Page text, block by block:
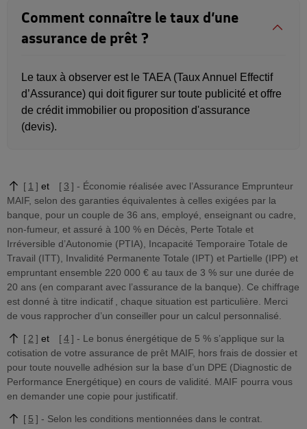
Comment connaître le taux d’une
assurance de prêt ?
Le taux à observer est le TAEA (Taux Annuel Effectif
d’Assurance) qui doit figurer sur toute publicité et offre
de crédit immobilier ou proposition d'assurance
(devis).
1 3
Économie réalisée avec l’Assurance Emprunteur
MAIF, selon des garanties équivalentes à celles exigées par la
banque, pour un couple de 36 ans, employé, enseignant ou cadre,
non-fumeur, et assuré à 100 % en Décès, Perte Totale et
Irréversible d’Autonomie (PTIA), Incapacité Temporaire Totale de
Travail (ITT), Invalidité Permanente Totale (IPT) et Partielle (IPP) et
empruntant ensemble 220 000 € au taux de 3 % sur une durée de
20 ans (en comparant avec l’assurance de la banque). Ce chiffrage
est donné à titre indicatif , chaque situation est particulière. Merci
de vous rapprocher d’un conseiller pour un calcul personnalisé.
2 4
Le bonus énergétique de 5 % s’applique sur la
cotisation de votre assurance de prêt MAIF, hors frais de dossier et
pour toute nouvelle adhésion sur la base d’un DPE (Diagnostic de
Performance Energétique) en cours de validité. MAIF pourra vous
en demander une copie pour justificatif.
5 Selon les conditions mentionnées dans le contrat.